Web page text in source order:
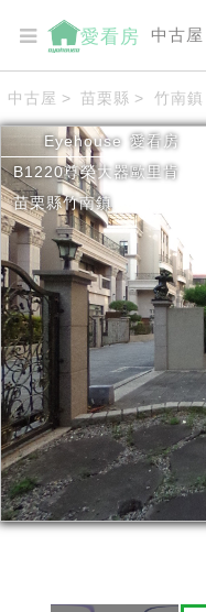
愛看房 中古屋
中古屋 > 苗栗縣 > 竹南鎮
Eyehouse 愛看房
B1220尊榮大器歐里肯
苗栗縣竹南鎮